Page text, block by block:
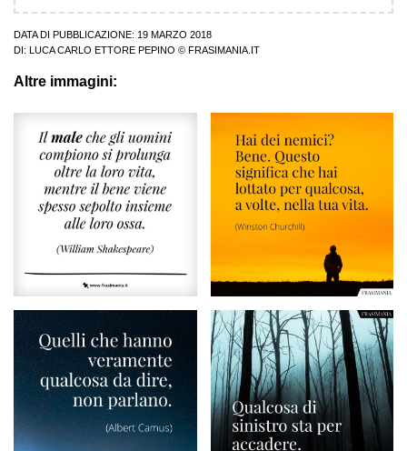
DATA DI PUBBLICAZIONE: 19 MARZO 2018
DI:
LUCA CARLO ETTORE PEPINO © FRASIMANIA.IT
Altre immagini: